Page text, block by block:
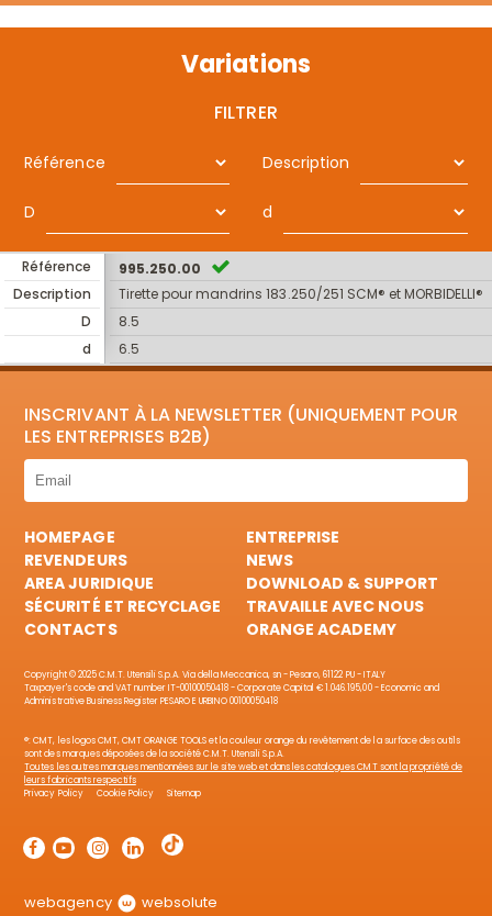
Variations
FILTRER
Référence Description
D d
Référence
Description
D
d
995.250.00
Tirette pour mandrins 183.250/251 SCM® et MORBIDELLI®
8.5
6.5
INSCRIVANT À LA NEWSLETTER (UNIQUEMENT POUR
LES ENTREPRISES B2B)
HOMEPAGE
ENTREPRISE
REVENDEURS
NEWS
AREA JURIDIQUE
DOWNLOAD & SUPPORT
SÉCURITÉ ET RECYCLAGE
TRAVAILLE AVEC NOUS
CONTACTS
ORANGE ACADEMY
Copyright © 2025 C.M.T. Utensili S.p.A. Via della Meccanica, sn - Pesaro, 61122 PU - ITALY
Taxpayer's code and VAT number IT-00100050418 - Corporate Capital € 1.046.195,00 - Economic and
Administrative Business Register PESARO E URBINO 00100050418
®: CMT, les logos CMT, CMT ORANGE TOOLS et la couleur orange du revêtement de la surface des outils
sont des marques déposées de la société C.M.T. Utensili S.p.A.
Toutes les autres marques mentionnées sur le site web et dans les catalogues CMT sont la propriété de
leurs fabricants respectifs
Privacy Policy
Cookie Policy Sitemap
webagency websolute